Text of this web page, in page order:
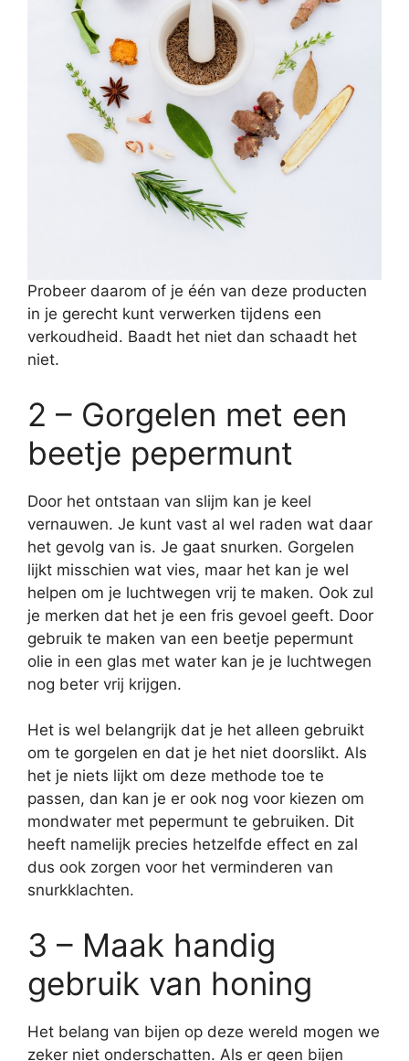
Probeer daarom of je één van deze producten
in je gerecht kunt verwerken tijdens een
verkoudheid. Baadt het niet dan schaadt het
niet.
2 – Gorgelen met een
beetje pepermunt
Door het ontstaan van slijm kan je keel
vernauwen. Je kunt vast al wel raden wat daar
het gevolg van is. Je gaat snurken. Gorgelen
lijkt misschien wat vies, maar het kan je wel
helpen om je luchtwegen vrij te maken. Ook zul
je merken dat het je een fris gevoel geeft. Door
gebruik te maken van een beetje pepermunt
olie in een glas met water kan je je luchtwegen
nog beter vrij krijgen.
Het is wel belangrijk dat je het alleen gebruikt
om te gorgelen en dat je het niet doorslikt. Als
het je niets lijkt om deze methode toe te
passen, dan kan je er ook nog voor kiezen om
mondwater met pepermunt te gebruiken. Dit
heeft namelijk precies hetzelfde effect en zal
dus ook zorgen voor het verminderen van
snurkklachten.
3 – Maak handig
gebruik van honing
Het belang van bijen op deze wereld mogen we
zeker niet onderschatten. Als er geen bijen